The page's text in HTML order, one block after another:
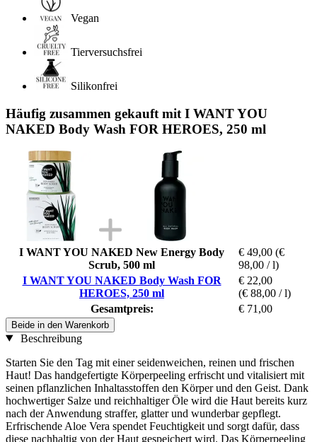
Vegan
Tierversuchsfrei
Silikonfrei
Häufig zusammen gekauft mit I WANT YOU
NAKED Body Wash FOR HEROES, 250 ml
I WANT YOU NAKED New Energy Body
Scrub, 500 ml
€ 49,00 (€
98,00 / l)
I WANT YOU NAKED Body Wash FOR
HEROES, 250 ml
€ 22,00
(€ 88,00 / l)
Gesamtpreis:
€ 71,00
Beide in den Warenkorb
Beschreibung
Starten Sie den Tag mit einer seidenweichen, reinen und frischen
Haut! Das handgefertigte Körperpeeling erfrischt und vitalisiert mit
seinen pflanzlichen Inhaltasstoffen den Körper und den Geist. Dank
hochwertiger Salze und reichhaltiger Öle wird die Haut bereits kurz
nach der Anwendung straffer, glatter und wunderbar gepflegt.
Erfrischende Aloe Vera spendet Feuchtigkeit und sorgt dafür, dass
diese nachhaltig von der Haut gespeichert wird. Das Körperpeeling